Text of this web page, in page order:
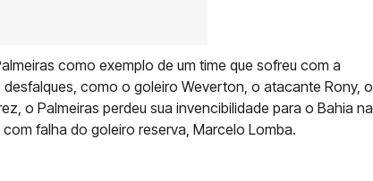
como exemplo de um time que sofreu com a
desfalques, como o goleiro Weverton, o atacante Rony, o
o Palmeiras perdeu sua invencibilidade para o Bahia na
falha do goleiro reserva, Marcelo Lomba.